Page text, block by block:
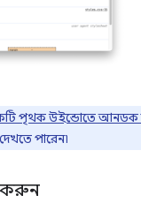
পৃথক উইন্ডোতে আনডক
পারেন৷
করুন